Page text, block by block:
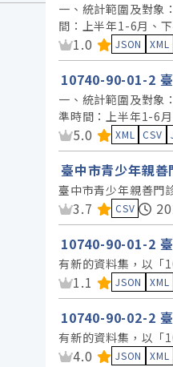
一、統計範圍及對象
間：上半年1-6月、
資料集評分：
1.0 JSON XML
10740-90-01-2
一、統計範圍及對象
準時間：上半年1-6
資料集評分：
5.0 XML CSV
臺中市青少年親善
臺中市青少年親善門
資料集評分：
3.7 CSV
10740-90-01-2
有新的資料集，以「
資料集評分：
1.1 JSON XML
10740-90-02-2
有新的資料集，以「
資料集評分：
4.0 JSON XML